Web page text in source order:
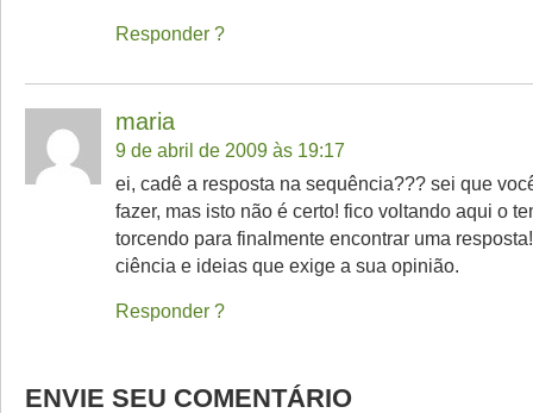
Responder
maria
9 de abril de 2009 às 19:17
ei, cadê a resposta na sequência??? sei que
fazer, mas isto não é certo! fico voltando aqui o
torcendo para finalmente encontrar uma
ciência e ideias que exige a sua opinião.
Responder
ENVIE SEU COMENTÁRIO